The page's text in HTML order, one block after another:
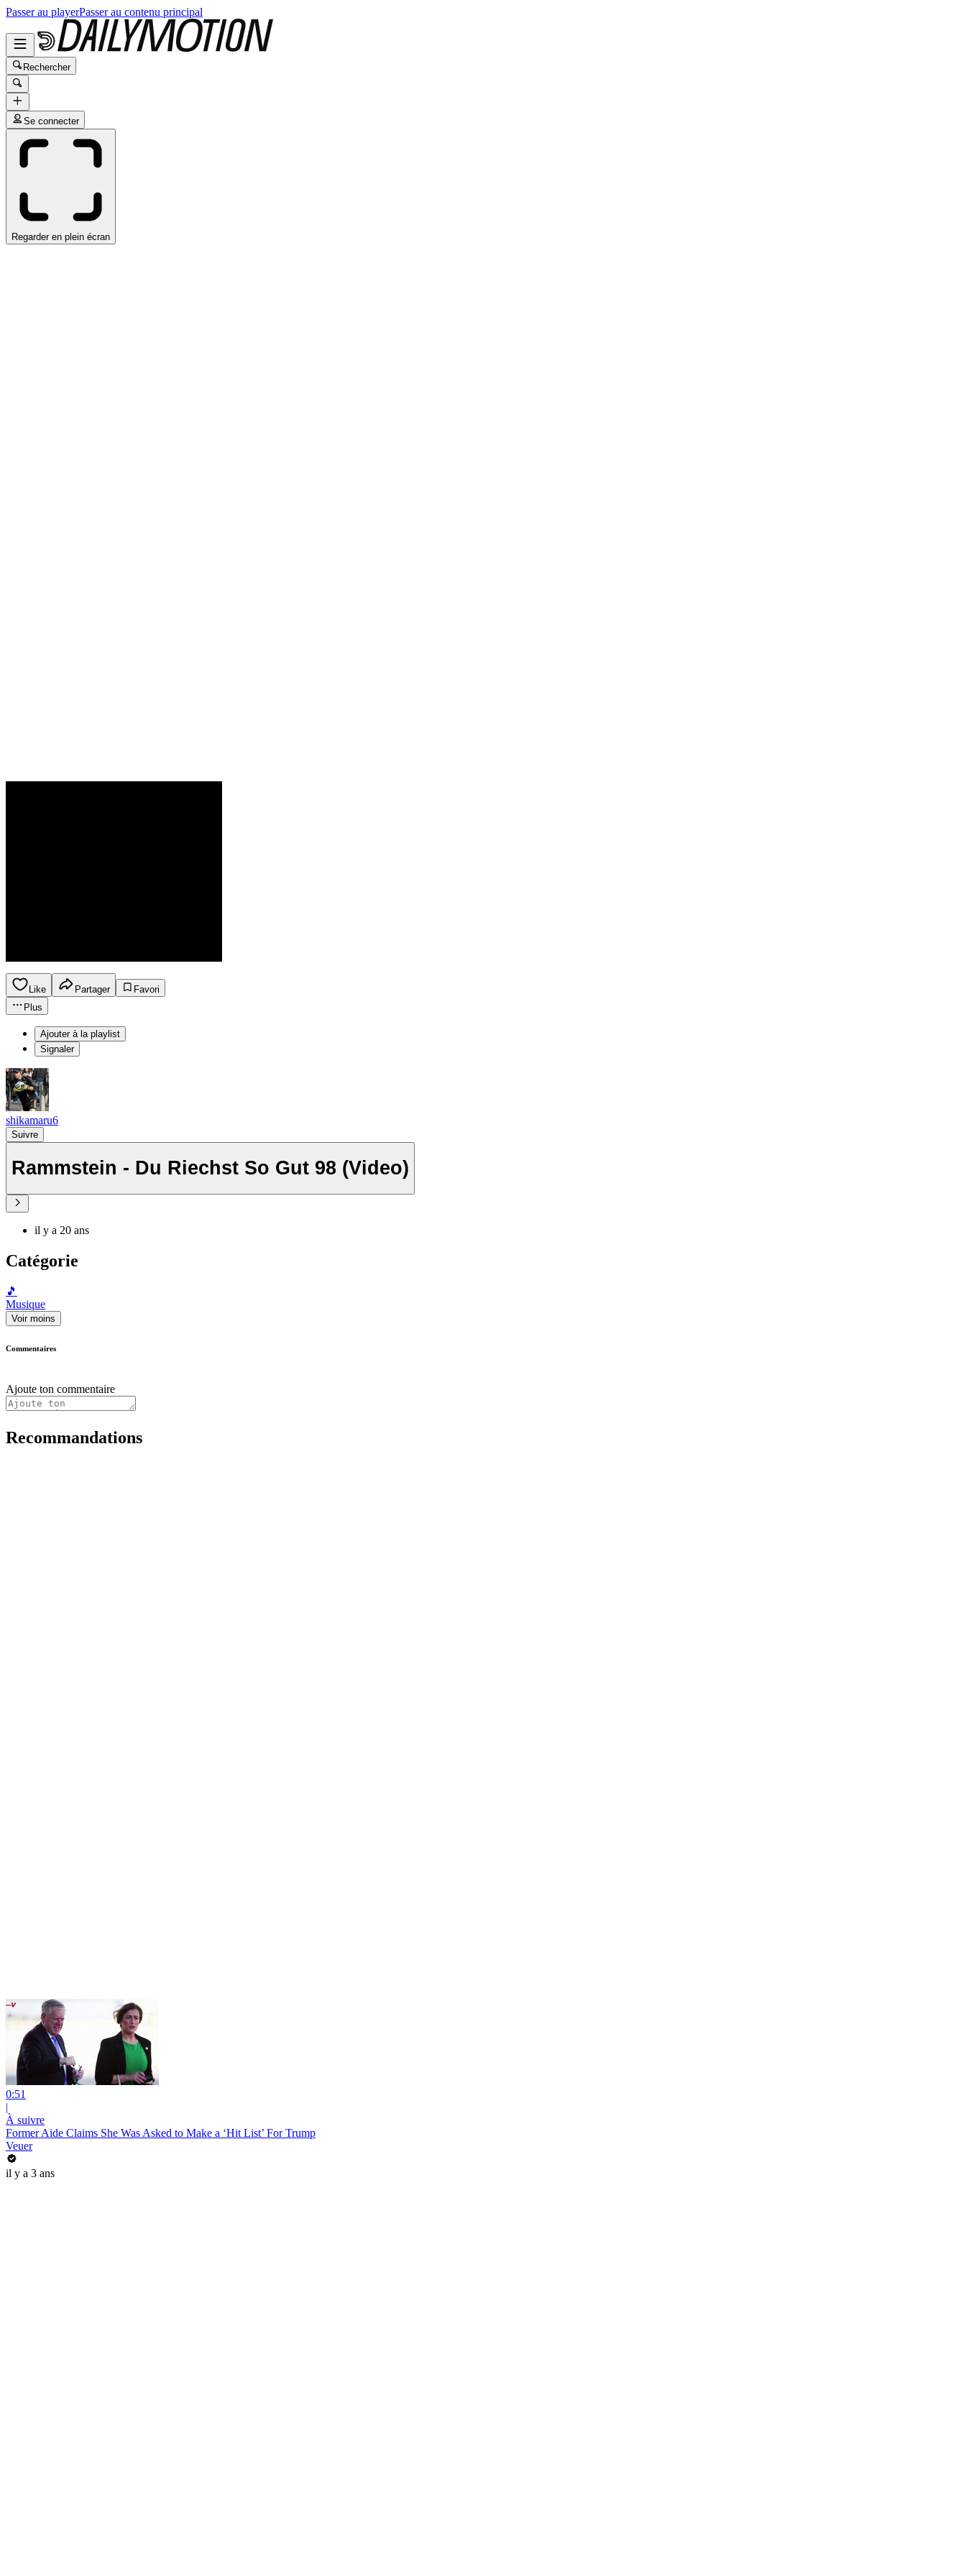
Passer au playerPasser au contenu principal
Rechercher
Se connecter
Regarder en plein écran
Like Partager
Favori
Plus
Ajouter à la playlist
Signaler
shikamaru6
Suivre
Rammstein - Du Riechst So Gut 98 (Video)
il y a 20 ans
Catégorie
🎵
Musique
Voir moins
Commentaires
Ajoute ton commentaire
Recommandations
0:51
|
À suivre
Former Aide Claims She Was Asked to Make a ‘Hit List’ For Trump
Veuer
il y a 3 ans